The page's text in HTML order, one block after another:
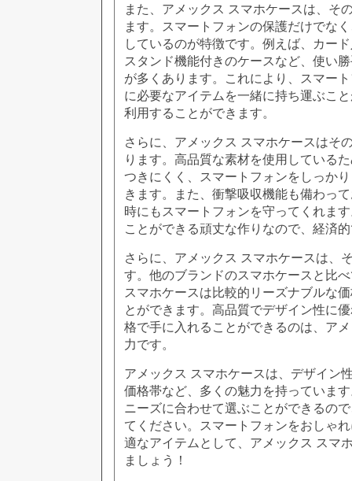
また、アメックス スマホケースは、そ
ます。スマートフォンの保護だけでな
しているのが特徴です。例えば、カー
スタンド機能付きのケースなど、使い
が多くあります。これにより、スマー
に必要なアイテムを一緒に持ち運ぶこ
利用することができます。
さらに、アメックス スマホケースはそ
ります。高品質な素材を使用している
つきにくく、スマートフォンをしっか
きます。また、衝撃吸収機能も備わっ
時にもスマートフォンを守ってくれま
ことができる頑丈な作りなので、経済
さらに、アメックス スマホケースは、
す。他のブランドのスマホケースと比
スマホケースは比較的リーズナブルな
とができます。高品質でデザイン性に
格で手に入れることができるのは、ア
力です。
アメックス スマホケースは、デザイン
価格帯など、多くの魅力を持っていま
ニーズに合わせて選ぶことができるの
てください。スマートフォンをおしゃ
適なアイテムとして、アメックス スマ
ましょう！